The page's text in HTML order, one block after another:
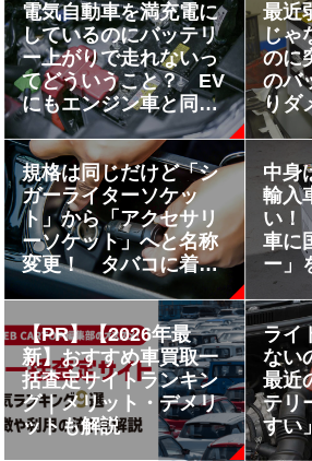
電気自動車を満充電に
しているのにバッテリ
ー上がりで走れないっ
てどういうこと？ EV
にもエンジン車と同じ
「12Vの補機バッテリ
ー」を積んでいるワケ
最近
じゃ
のに
のバ
りダ
ける
規格は同じだけど「シ
ガーライターソケッ
ト」から「アクセサリ
ーソケット」へと名称
変更！ タバコに着火
はできなくなったがい
までも電源としては優
秀だった
中身
輸入
い！
車に
ー」
る
【PR】【2026年最
新】おすすめ車買取一
括査定サイトランキン
グ｜メリット・デメリ
ットも解説
ライ
な
最近
テリ
すい
ィー